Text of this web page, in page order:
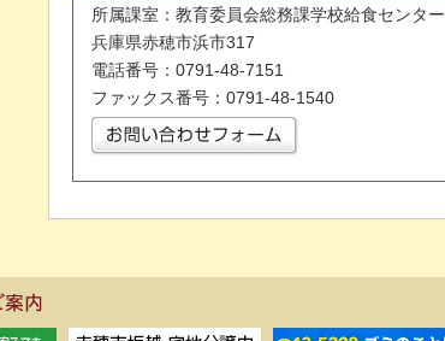
所属課室：教育委員会総務課学校給食センター
兵庫県赤穂市浜市317
電話番号：0791-48-7151
ファックス番号：0791-48-1540